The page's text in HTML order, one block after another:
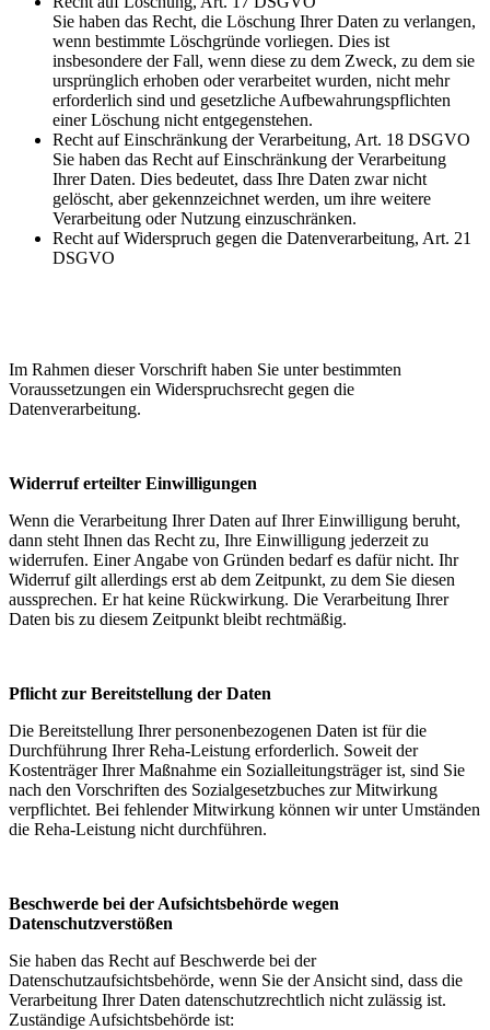
Sie haben das Recht, die Löschung Ihrer Daten zu verlangen,
wenn bestimmte Löschgründe vorliegen. Dies ist
insbesondere der Fall, wenn diese zu dem Zweck, zu dem sie
ursprünglich erhoben oder verarbeitet wurden, nicht mehr
erforderlich sind und gesetzliche Aufbewahrungspflichten
einer Löschung nicht entgegenstehen.
Recht auf Einschränkung der Verarbeitung, Art. 18 DSGVO
Sie haben das Recht auf Einschränkung der Verarbeitung
Ihrer Daten. Dies bedeutet, dass Ihre Daten zwar nicht
gelöscht, aber gekennzeichnet werden, um ihre weitere
Verarbeitung oder Nutzung einzuschränken.
Recht auf Widerspruch gegen die Datenverarbeitung, Art. 21
DSGVO
Im Rahmen dieser Vorschrift haben Sie unter bestimmten
Voraussetzungen ein Widerspruchsrecht gegen die
Datenverarbeitung.
Widerruf erteilter Einwilligungen
Wenn die Verarbeitung Ihrer Daten auf Ihrer Einwilligung beruht,
dann steht Ihnen das Recht zu, Ihre Einwilligung jederzeit zu
widerrufen. Einer Angabe von Gründen bedarf es dafür nicht. Ihr
Widerruf gilt allerdings erst ab dem Zeitpunkt, zu dem Sie diesen
aussprechen. Er hat keine Rückwirkung. Die Verarbeitung Ihrer
Daten bis zu diesem Zeitpunkt bleibt rechtmäßig.
Pflicht zur Bereitstellung der Daten
Die Bereitstellung Ihrer personenbezogenen Daten ist für die
Durchführung Ihrer Reha-Leistung erforderlich. Soweit der
Kostenträger Ihrer Maßnahme ein Sozialleitungsträger ist, sind Sie
nach den Vorschriften des Sozialgesetzbuches zur Mitwirkung
verpflichtet. Bei fehlender Mitwirkung können wir unter Umständen
die Reha-Leistung nicht durchführen.
Beschwerde bei der Aufsichtsbehörde wegen
Datenschutzverstößen
Sie haben das Recht auf Beschwerde bei der
Datenschutzaufsichtsbehörde, wenn Sie der Ansicht sind, dass die
Verarbeitung Ihrer Daten datenschutzrechtlich nicht zulässig ist.
Zuständige Aufsichtsbehörde ist: